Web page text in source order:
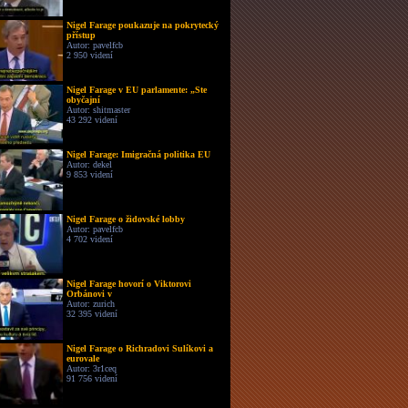
Nigel Farage poukazuje na pokrytecký
přístup
Autor: pavelfcb
2 950 videní
Nigel Farage v EU parlamente: „Ste
obyčajní
Autor: shitmaster
43 292 videní
Nigel Farage: Imigračná politika EU
Autor: dekel
9 853 videní
Nigel Farage o židovské lobby
Autor: pavelfcb
4 702 videní
Nigel Farage hovorí o Viktorovi
Orbánovi v
Autor: zurich
32 395 videní
Nigel Farage o Richradovi Sulíkovi a
eurovale
Autor: 3r1ceq
91 756 videní